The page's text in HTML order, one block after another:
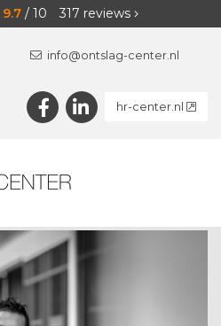
9.7/ 10 317 reviews
info@ontslag-center.nl
hr-center.nl